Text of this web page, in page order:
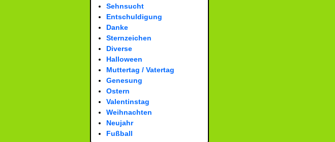
Sehnsucht
Entschuldigung
Danke
Sternzeichen
Diverse
Halloween
Muttertag / Vatertag
Genesung
Ostern
Valentinstag
Weihnachten
Neujahr
Fußball